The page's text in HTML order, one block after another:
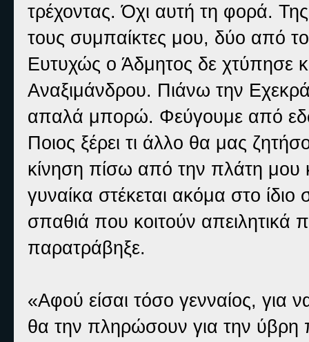
τρέχοντας. Όχι αυτή τη φορά.
τους συμπαίκτες μου, δύο από
Ευτυχώς ο Άδμητος δε χτύπησε
Αναξιμάνδρου. Πιάνω την
απαλά μπορώ. Φεύγουμε από
Ποιος ξέρει τι άλλο θα μας
κίνηση πίσω από την πλάτη
γυναίκα στέκεται ακόμα στο
σπαθιά που κοιτούν
παρατράβηξε.
«Αφού είσαι τόσο γενναίος, για
θα την πληρώσουν για την ύβρη